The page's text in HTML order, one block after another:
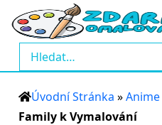
Úvodní Stránka »Anime
Family k Vymalování